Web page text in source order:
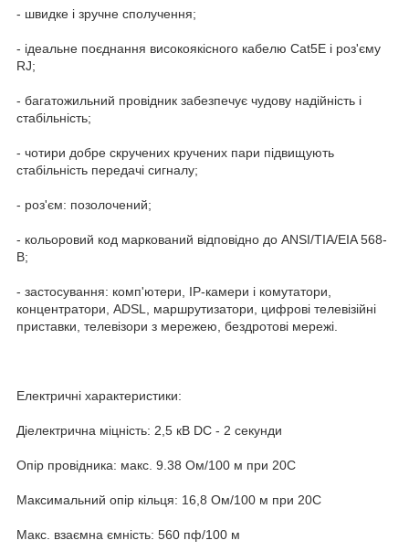
- швидке і зручне сполучення;
- ідеальне поєднання високоякісного кабелю Cat5E і роз'єму
RJ;
- багатожильний провідник забезпечує чудову надійність і
стабільність;
- чотири добре скручених кручених пари підвищують
стабільність передачі сигналу;
- роз'єм: позолочений;
- кольоровий код маркований відповідно до ANSI/TIA/EIA 568-
B;
- застосування: комп'ютери, IP-камери і комутатори,
концентратори, ADSL, маршрутизатори, цифрові телевізійні
приставки, телевізори з мережею, бездротові мережі.
Електричні характеристики:
Діелектрична міцність: 2,5 кВ DC - 2 секунди
Опір провідника: макс. 9.38 Ом/100 м при 20С
Максимальний опір кільця: 16,8 Ом/100 м при 20С
Макс. взаємна ємність: 560 пф/100 м